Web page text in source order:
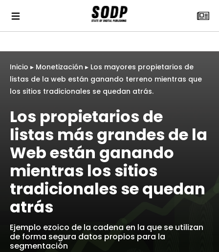
Inicio ▸ Monetización ▸ Los mayores propietarios de
listas de la web están ganando terreno mientras que
los sitios tradicionales se quedan atrás.
Los propietarios de
listas más grandes de la
Web están ganando
mientras los sitios
tradicionales se quedan
atrás
Ejemplo ezoico de la cadena en la que se utilizan
de forma segura datos propios para la
segmentación